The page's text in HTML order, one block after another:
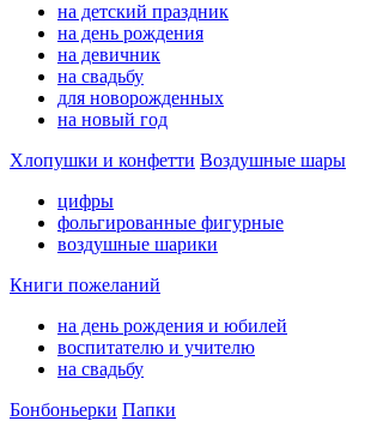
на детский праздник
на день рождения
на девичник
на свадьбу
для новорожденных
на новый год
Хлопушки и конфетти Воздушные шары
цифры
фольгированные фигурные
воздушные шарики
Книги пожеланий
на день рождения и юбилей
воспитателю и учителю
на свадьбу
Бонбоньерки Папки